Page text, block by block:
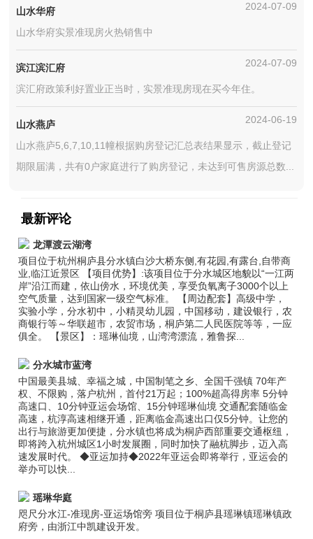
山水华府 2024-07-09
山水华府实景准现房火热销售中
滨江滨汇府 2024-07-09
滨汇府政策利好置业正当时，实景准现房现在买今年住。
山水燕庐 2024-06-19
山水燕庐5,6,7,10,11幢根据购房登记汇总表结果显示，截止登记
期限届满，共有0户家庭进行了购房登记，未达到可售房源总数...
最新评论
龙潭渡云湖湾
项目位于杭州桐庐县分水镇白沙大桥东侧,有花园,有露台,自带商
业,临江近景区 【项目优势】:该项目位于分水城区地貌以“一江两
岸”沿江而建，依山傍水，环境优美，享受负氧离子3000个以上
空气质量，达到国家一级空气标准。 【周边配套】高级中学，
实验小学，分水初中，小精灵幼儿园，中国移动，建设银行，农
商银行等～华联超市，农贸市场，桐庐第二人民医院等等，一应
俱全。 【景区】：瑶琳仙境，山湾湾漂流，雅鲁探...
分水城市蓝湾
中国最美县城、幸福之城，中国制笔之乡、全国千强镇 70年产
权、不限购，落户杭州，首付21万起；100%超高得房率 5分钟
高速口、10分钟亚运会场馆、15分钟瑶琳仙境 交通配套随临金
高速，杭淳高速相继开通，距离临金高速出口仅5分钟。让您的
出行与旅游更加便捷，分水镇也将成为桐庐西部重要交通枢纽，
即将跨入杭州城区1小时发展圈，同时加快了融杭脚步，迈入高
速发展时代。 ◆亚运加持◆2022年亚运会即将举行，亚运会的
举办可以快...
瑶琳华庭
咫尺分水江-准现房-亚运场馆旁 项目位于桐庐县瑶琳镇瑶琳镇政
府旁，由浙江中凯建设开发。